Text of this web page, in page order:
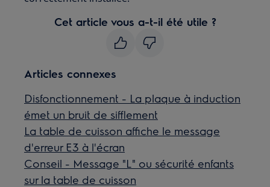
Cet article vous a-t-il été utile ?
Articles connexes
Disfonctionnement - La plaque à induction
émet un bruit de sifflement
La table de cuisson affiche le message
d'erreur E3 à l'écran
Conseil - Message "L" ou sécurité enfants
sur la table de cuisson